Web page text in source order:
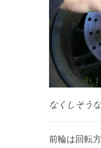
なくしそう
前輪は回転